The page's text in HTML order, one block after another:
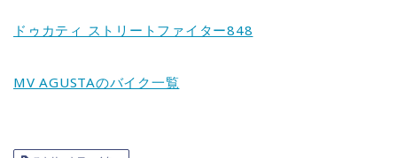
ドゥカティ ストリートファイター848
MV AGUSTAのバイク一覧